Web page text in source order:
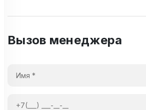
Вызов менеджера